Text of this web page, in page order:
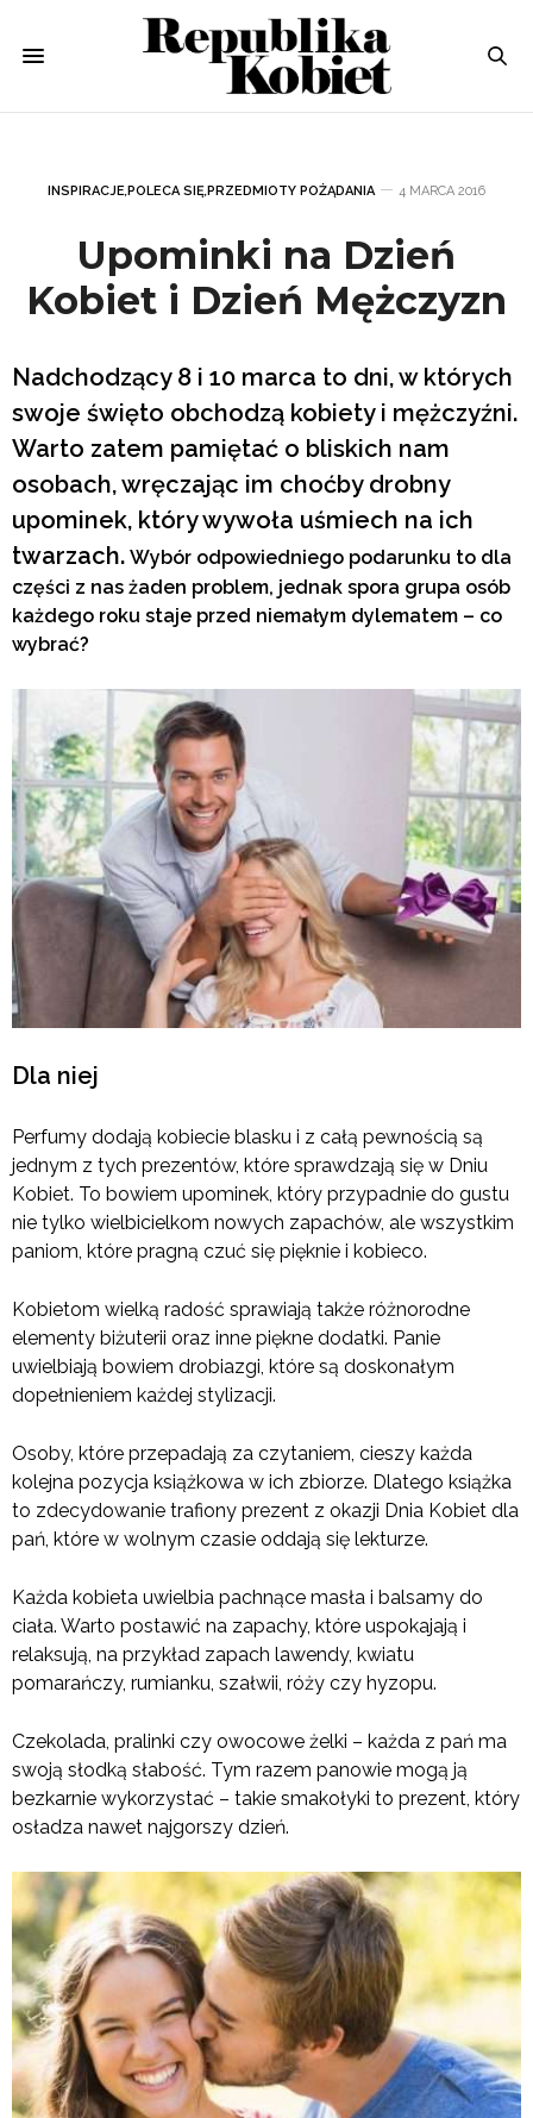
INSPIRACJE,POLECA SIĘ,PRZEDMIOTY POŻĄDANIA 4 MARCA 2016
Upominki na Dzień
Kobiet i Dzień Mężczyzn
Nadchodzący 8 i 10 marca to dni, w których
swoje święto obchodzą kobiety i mężczyźni.
Warto zatem pamiętać o bliskich nam
osobach, wręczając im choćby drobny
upominek, który wywoła uśmiech na ich
twarzach. Wybór odpowiedniego podarunku to dla
części z nas żaden problem, jednak spora grupa osób
każdego roku staje przed niemałym dylematem – co
wybrać?
Dla niej
Perfumy dodają kobiecie blasku i z całą pewnością są
jednym z tych prezentów, które sprawdzają się w Dniu
Kobiet. To bowiem upominek, który przypadnie do gustu
nie tylko wielbicielkom nowych zapachów, ale wszystkim
paniom, które pragną czuć się pięknie i kobieco.
Kobietom wielką radość sprawiają także różnorodne
elementy biżuterii oraz inne piękne dodatki. Panie
uwielbiają bowiem drobiazgi, które są doskonałym
dopełnieniem każdej stylizacji.
Osoby, które przepadają za czytaniem, cieszy każda
kolejna pozycja książkowa w ich zbiorze. Dlatego książka
to zdecydowanie trafiony prezent z okazji Dnia Kobiet dla
pań, które w wolnym czasie oddają się lekturze.
Każda kobieta uwielbia pachnące masła i balsamy do
ciała. Warto postawić na zapachy, które uspokajają i
relaksują, na przykład zapach lawendy, kwiatu
pomarańczy, rumianku, szałwii, róży czy hyzopu.
Czekolada, pralinki czy owocowe żelki – każda z pań ma
swoją słodką słabość. Tym razem panowie mogą ją
bezkarnie wykorzystać – takie smakołyki to prezent, który
osładza nawet najgorszy dzień.